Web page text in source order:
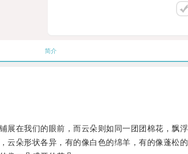
简介
在我们的眼前，而云朵则如同一团团棉花，飘浮
朵形状各异，有的像白色的绵羊，有的像蓬松的